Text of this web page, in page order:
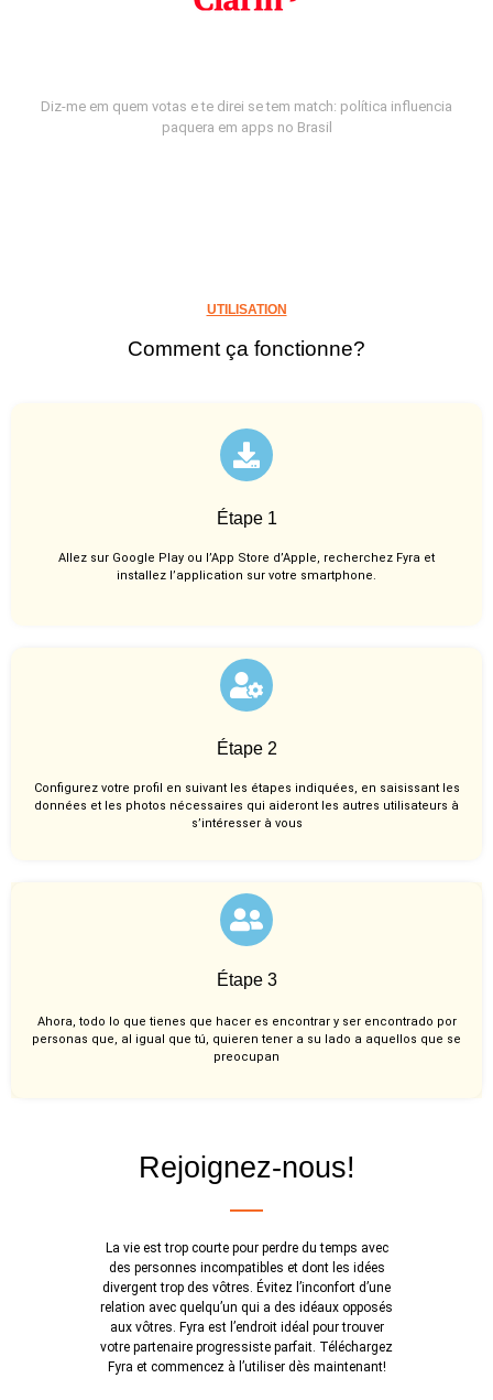
Diz-me em quem votas e te direi se tem match: política influencia
paquera em apps no Brasil
UTILISATION
Comment ça fonctionne?
Étape 1
Allez sur Google Play ou l’App Store d’Apple, recherchez Fyra et
installez l’application sur votre smartphone.
Étape 2
Configurez votre profil en suivant les étapes indiquées, en saisissant les
données et les photos nécessaires qui aideront les autres utilisateurs à
s’intéresser à vous
Étape 3
Ahora, todo lo que tienes que hacer es encontrar y ser encontrado por
personas que, al igual que tú, quieren tener a su lado a aquellos que se
preocupan
Rejoignez-nous!
La vie est trop courte pour perdre du temps avec
des personnes incompatibles et dont les idées
divergent trop des vôtres. Évitez l’inconfort d’une
relation avec quelqu’un qui a des idéaux opposés
aux vôtres. Fyra est l’endroit idéal pour trouver
votre partenaire progressiste parfait. Téléchargez
Fyra et commencez à l’utiliser dès maintenant!